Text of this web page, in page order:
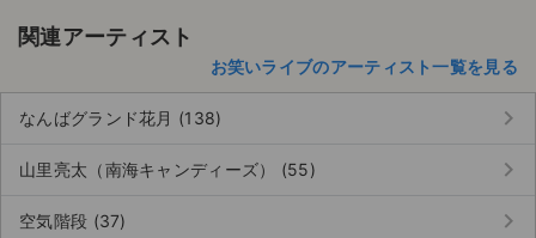
関連アーティスト
お笑いライブのアーティスト一覧を見る
なんばグランド花月 (138) keyboard_arrow_right
山里亮太（南海キャンディーズ） (55) keyboard_arrow_right
空気階段 (37) keyboard_arrow_right